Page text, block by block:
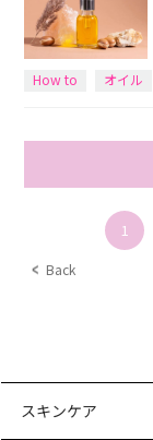
How to オイル
Back
1
スキンケア